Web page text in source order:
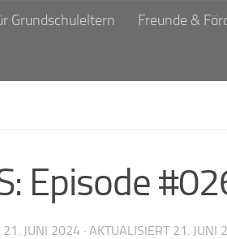
Grundschuleltern Freunde &
Episode
21. JUNI 2024 · AKTUALISIERT 21. JUNI